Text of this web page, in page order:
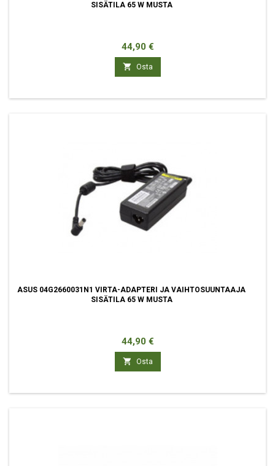
SISÄTILA 65 W MUSTA
Hinta
44,90 €
 Osta
ASUS 04G2660031N1 VIRTA-ADAPTERI JA VAIHTOSUUNTAAJA
SISÄTILA 65 W MUSTA
Hinta
44,90 €
 Osta